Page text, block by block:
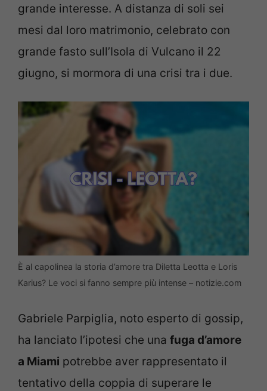
grande interesse. A distanza di soli sei
mesi dal loro matrimonio, celebrato con
grande fasto sull’Isola di Vulcano il 22
giugno, si mormora di una crisi tra i due.
È al capolinea la storia d’amore tra Diletta Leotta e Loris
Karius? Le voci si fanno sempre più intense – notizie.com
Gabriele Parpiglia, noto esperto di gossip,
ha lanciato l’ipotesi che una fuga d’amore
a Miami potrebbe aver rappresentato il
tentativo della coppia di superare le